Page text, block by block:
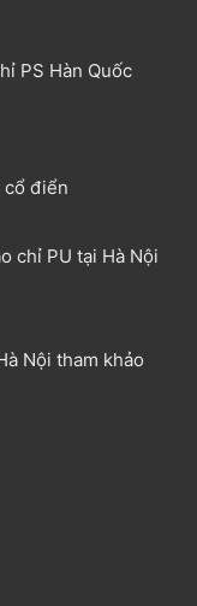
PS Hàn Quốc
cổ điển
chỉ PU tại Hà Nội
Nội tham khảo